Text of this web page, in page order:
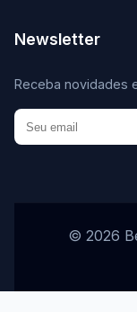
Newsletter
Receba novidades
© 2026